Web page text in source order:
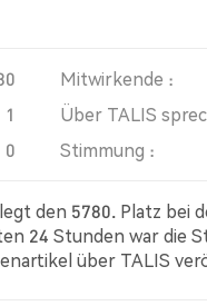
Mitwirkende :
1 Über TALIS
0 Stimmung :
den 5780. Platz bei
24 Stunden war die
über TALIS